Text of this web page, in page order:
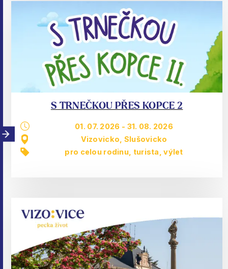
S TRNEČKOU PŘES KOPCE 2
01. 07. 2026 - 31. 08. 2026
Vizovicko, Slušovicko
pro celou rodinu turista ,výlet